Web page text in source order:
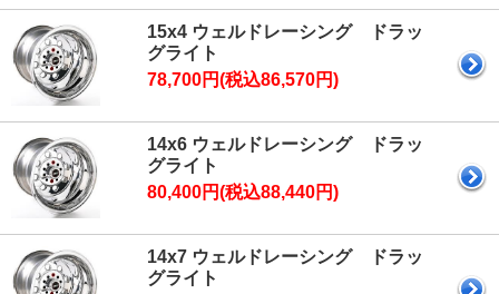
15x4 ウェルドレーシング ドラッ
グライト
78,700円(税込86,570円)
14x6 ウェルドレーシング ドラッ
グライト
80,400円(税込88,440円)
14x7 ウェルドレーシング ドラッ
グライト